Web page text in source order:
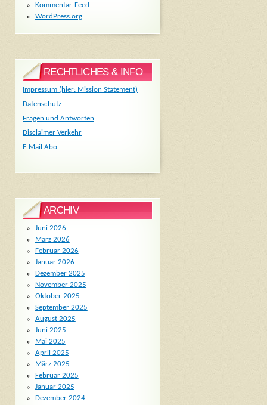
Kommentar-Feed
WordPress.org
RECHTLICHES & INFO
Impressum (hier: Mission Statement)
Datenschutz
Fragen und Antworten
Disclaimer Verkehr
E-Mail Abo
ARCHIV
Juni 2026
März 2026
Februar 2026
Januar 2026
Dezember 2025
November 2025
Oktober 2025
September 2025
August 2025
Juni 2025
Mai 2025
April 2025
März 2025
Februar 2025
Januar 2025
Dezember 2024